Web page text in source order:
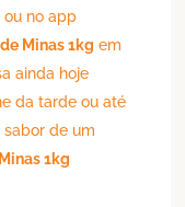
ou no app
Minas 1kg em
ainda hoje
da tarde ou até
de um
1kg